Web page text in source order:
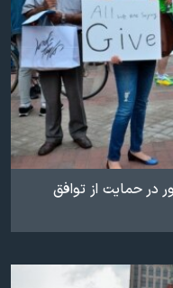
در حمایت از توافق